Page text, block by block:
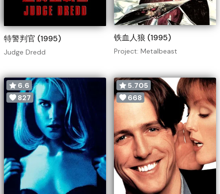
特警判官 (1995)
Judge Dredd
铁血人狼 (1995)
Project: Metalbeast
6.6
827
5.705
668